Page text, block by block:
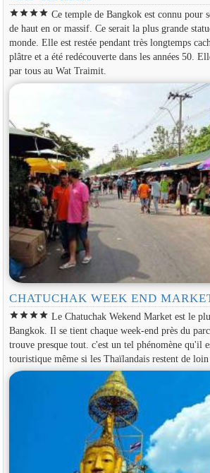
starstarstarstar Ce temple de Bangkok est connu pour
de haut en or massif. Ce serait la plus grande
monde. Elle est restée pendant très longtemps
plâtre et a été redécouverte dans les années 50.
par tous au Wat Traimit.
CHATUCHAK WEEK END
starstarstarstar Le Chatuchak Wekend Market est le
Bangkok. Il se tient chaque week-end près du
trouve presque tout. c'est un tel phénomène qu'il
touristique même si les Thaïlandais restent de